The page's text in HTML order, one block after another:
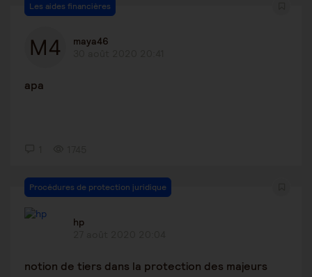
Les aides financières
maya46
apa
Procédures de protection juridique
hp
notion de tiers dans la protection des majeurs